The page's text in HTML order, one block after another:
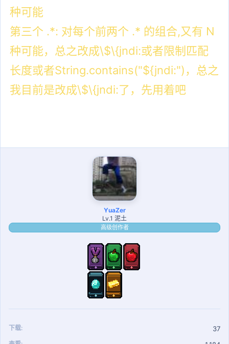
种可能
第三个 .*: 对每个前两个 .* 的组合,又有 N
种可能，总之改成\$\{jndi:或者限制匹配
长度或者String.contains("${jndi:")，总之
我目前是改成\$\{jndi:了，先用着吧
YuaZer
Lv.1 泥土
高级创作者
下载 37